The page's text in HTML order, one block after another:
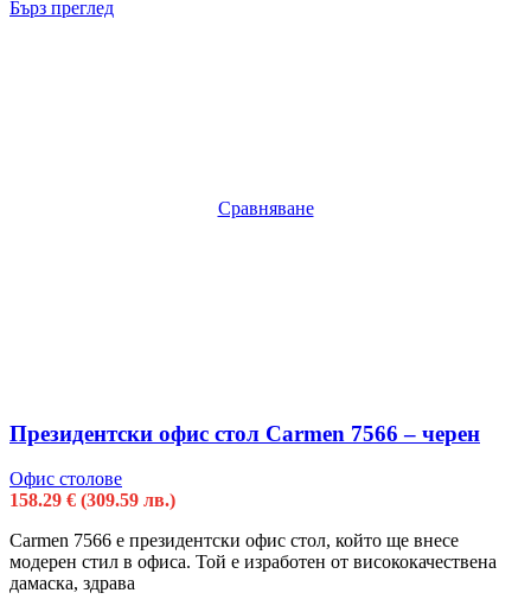
Бърз преглед
Сравняване
Президентски офис стол Carmen 7566 – черен
Офис столове
158.29 € (309.59 лв.)
Carmen 7566 e президентски офис стол, който ще внесе
модерен стил в офиса. Той е изработен от висококачествена
дамаска, здрава